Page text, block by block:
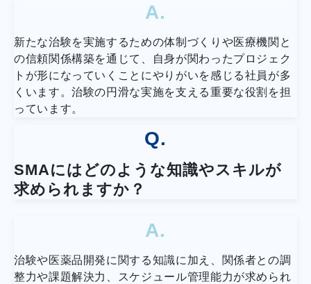
A.
新たな治験を実施するための体制づくりや医療機関と
の信頼関係構築を通じて、自身が関わったプロジェク
トが形になっていくことにやりがいを感じる社員が多
くいます。治験の円滑な実施を支える重要な役割を担
っています。
Q.
SMAにはどのような知識やスキルが
求められますか？
A.
治験や医薬品開発に関する知識に加え、関係者との調
整力や課題解決力、スケジュール管理能力が求められ